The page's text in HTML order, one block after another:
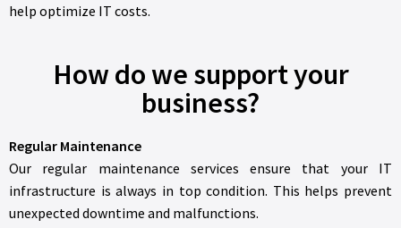
help optimize IT costs.
How do we support your
business?
Regular Maintenance
Our regular maintenance services ensure that your IT
infrastructure is always in top condition. This helps prevent
unexpected downtime and malfunctions.